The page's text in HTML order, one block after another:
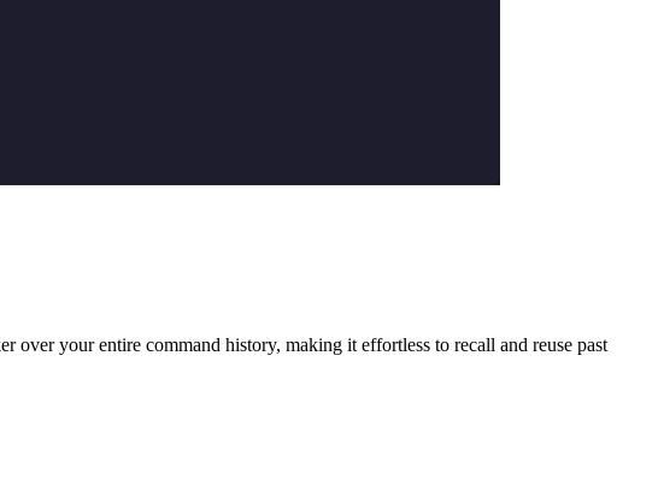
over your entire command history, making it effortless to recall and reuse past